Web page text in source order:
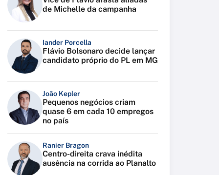
de Michelle da campanha
Iander Porcella
Flávio Bolsonaro decide lançar
candidato próprio do PL em MG
João Kepler
Pequenos negócios criam
quase 6 em cada 10 empregos
no país
Ranier Bragon
Centro-direita crava inédita
ausência na corrida ao Planalto